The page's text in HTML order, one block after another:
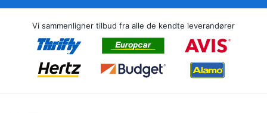
Vi sammenligner tilbud fra alle de kendte leverandører